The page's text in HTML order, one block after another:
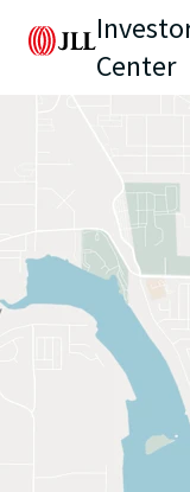
Center